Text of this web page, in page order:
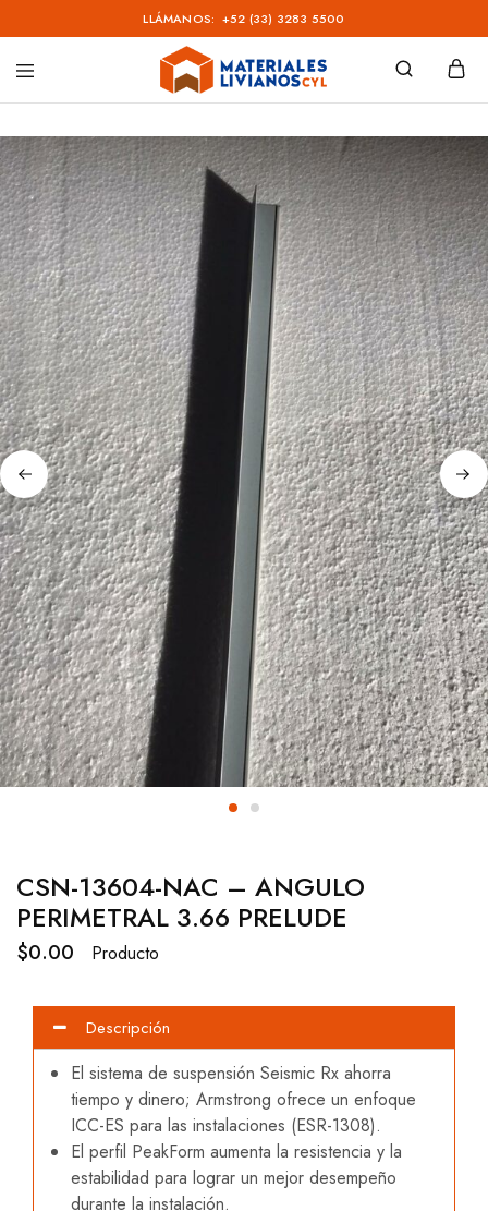
LLÁMANOS: +52 (33) 3283 5500
Materiales
–
CYL
CSN-13604-NAC – ANGULO
PERIMETRAL 3.66 PRELUDE
$0.00 Producto
Descripción
El sistema de suspensión Seismic Rx ahorra
tiempo y dinero; Armstrong ofrece un enfoque
ICC-ES para las instalaciones (ESR-1308).
El perfil PeakForm aumenta la resistencia y la
estabilidad para lograr un mejor desempeño
durante la instalación.